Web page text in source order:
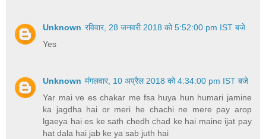
Unknown रविवार, 28 जनवरी 2018 को 5:52:00 pm IST बजे
Yes
Unknown मंगलवार, 10 अप्रैल 2018 को 4:34:00 pm IST बजे
Yar mai ve es chakar me fsa huya hun humari jamine
ka jagdha hai or meri he chachi ne mere pay arop
lgaeya hai es ke sath chedh chad ke hai maine ijat pay
hat dala hai jab ke ya sab juth hai